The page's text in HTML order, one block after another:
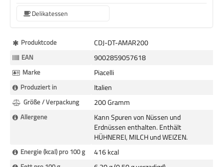
Delikatessen
Mehr
Informationen
Produktcode CDJ-DT-AMAR200
EAN 9002859057618
Marke Piacelli
Produziert in Italien
Größe / Verpackung 200 Gramm
Allergene
Kann Spuren von Nüssen und
Erdnüssen enthalten. Enthält
HÜHNEREI, MILCH und WEIZEN.
Energie (kcal) pro 100 g 416 kcal